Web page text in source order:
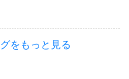
をもっと見る